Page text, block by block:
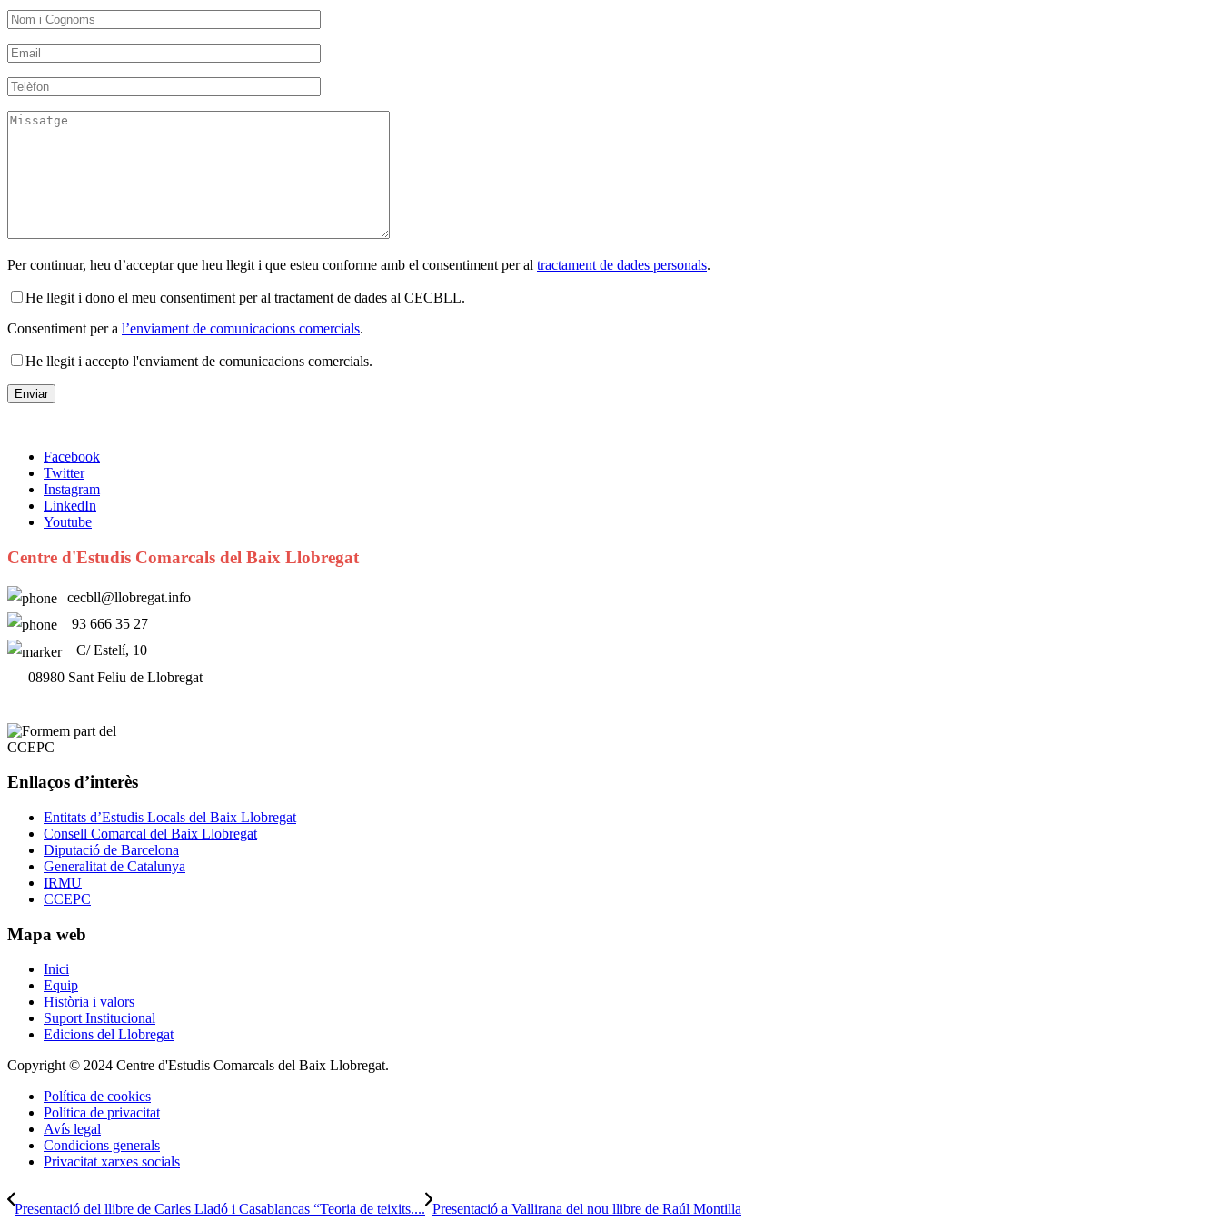
Per continuar, heu d’acceptar que heu llegit i que esteu conforme amb el consentiment per al tractament de dades personals.
He llegit i dono el meu consentiment per al tractament de dades al CECBLL.
Consentiment per a l’enviament de comunicacions comercials.
He llegit i accepto l'enviament de comunicacions comercials.
Facebook
Twitter
Instagram
LinkedIn
Youtube
Centre d'Estudis Comarcals del Baix Llobregat
cecbll@llobregat.info
93 666 35 27
C/ Estelí, 10
08980 Sant Feliu de Llobregat
Enllaços d’interès
Entitats d’Estudis Locals del Baix Llobregat
Consell Comarcal del Baix Llobregat
Diputació de Barcelona
Generalitat de Catalunya
IRMU
CCEPC
Mapa web
Inici
Equip
Història i valors
Suport Institucional
Edicions del Llobregat
Copyright © 2024 Centre d'Estudis Comarcals del Baix Llobregat.
Política de cookies
Política de privacitat
Avís legal
Condicions generals
Privacitat xarxes socials
Presentació del llibre de Carles Lladó i Casablancas “Teoria de teixits.... Presentació a Vallirana del nou llibre de Raúl Montilla